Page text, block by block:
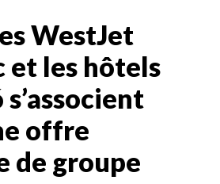
Français
WestJet
et les hôtels
offre
de groupe